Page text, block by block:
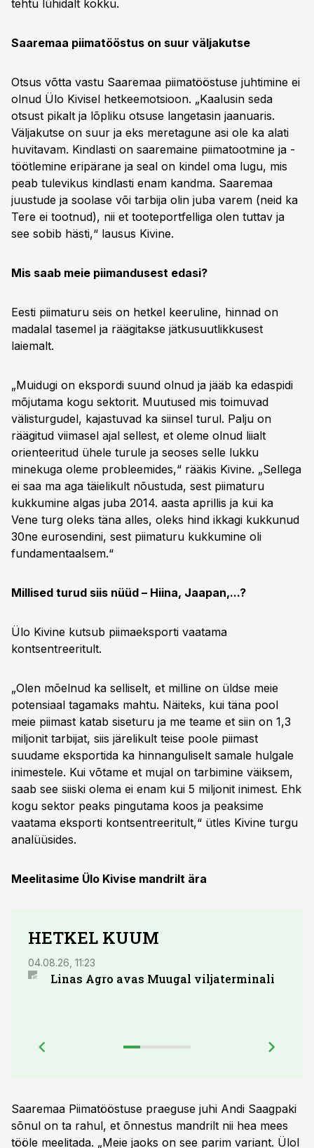
tehtu lühidalt kokku.
Saaremaa piimatööstus on suur väljakutse
Otsus võtta vastu Saaremaa piimatööstuse juhtimine ei
olnud Ülo Kivisel hetkeemotsioon. „Kaalusin seda
otsust pikalt ja lõpliku otsuse langetasin jaanuaris.
Väljakutse on suur ja eks meretagune asi ole ka alati
huvitavam. Kindlasti on saaremaine piimatootmine ja -
töötlemine eripärane ja seal on kindel oma lugu, mis
peab tulevikus kindlasti enam kandma. Saaremaa
juustude ja soolase või tarbija olin juba varem (neid ka
Tere ei tootnud), nii et tooteportfelliga olen tuttav ja
see sobib hästi,“ lausus Kivine.
Mis saab meie piimandusest edasi?
Eesti piimaturu seis on hetkel keeruline, hinnad on
madalal tasemel ja räägitakse jätkusuutlikkusest
laiemalt.
„Muidugi on ekspordi suund olnud ja jääb ka edaspidi
mõjutama kogu sektorit. Muutused mis toimuvad
välisturgudel, kajastuvad ka siinsel turul. Palju on
räägitud viimasel ajal sellest, et oleme olnud liialt
orienteeritud ühele turule ja seoses selle lukku
minekuga oleme probleemides,“ rääkis Kivine. „Sellega
ei saa ma aga täielikult nõustuda, sest piimaturu
kukkumine algas juba 2014. aasta aprillis ja kui ka
Vene turg oleks täna alles, oleks hind ikkagi kukkunud
30ne eurosendini, sest piimaturu kukkumine oli
fundamentaalsem.“
Millised turud siis nüüd – Hiina, Jaapan,...?
Ülo Kivine kutsub piimaeksporti vaatama
kontsentreeritult.
„Olen mõelnud ka selliselt, et milline on üldse meie
potensiaal tagamaks mahtu. Näiteks, kui täna pool
meie piimast katab siseturu ja me teame et siin on 1,3
miljonit tarbijat, siis järelikult teise poole piimast
suudame eksportida ka hinnanguliselt samale hulgale
inimestele. Kui võtame et mujal on tarbimine väiksem,
saab see siiski olema ei enam kui 5 miljonit inimest. Ehk
kogu sektor peaks pingutama koos ja peaksime
vaatama eksporti kontsentreeritult,“ ütles Kivine turgu
analüüsides.
Meelitasime Ülo Kivise mandrilt ära
HETKEL KUUM
04.08.26, 11:23
Linas Agro avas Muugal viljaterminali
Saaremaa Piimatööstuse praeguse juhi Andi Saagpaki
sõnul on ta rahul, et õnnestus mandrilt nii hea mees
tööle meelitada. „Meie jaoks on see parim variant. Ülol